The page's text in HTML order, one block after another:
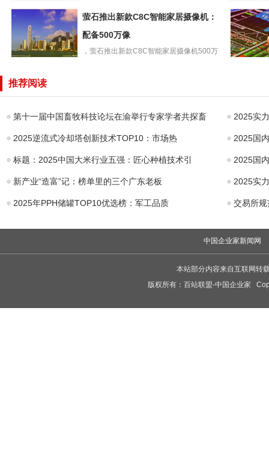
爱心“520”他们选
择无偿献血演绎
别样浪漫
o手机官
内置
C8C智能家居摄
萤石推出新款C8C智能家居摄像机：
配备500万像
，萤石推出新款C8C智能家居摄像机500万
推荐阅读
第十一届中国畜牧科技论坛在渝举行专家学者共探畜 2025实
2025逆流式冷却塔创新技术TOP10：市场热 2025国
标题：2025中国大米行业五强：匠心种植技术引 2025国
新产业“造富”记：榜单里的三个广东老板 2025实
2025年PPH储罐TOP10优选榜：军工品质 交易所
中国企业家新闻网
本站部分内容来自互联网转
版权所有： 百站联盟-中国企业家